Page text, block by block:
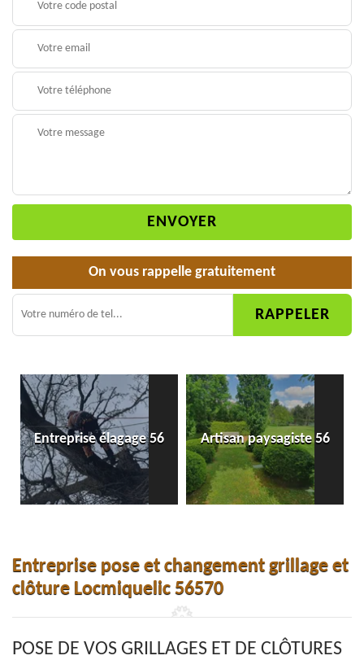
On vous rappelle gratuitement
Entreprise élagage 56 Artisan paysagiste 56
Entreprise pose et changement grillage et
clôture Locmiquelic 56570
POSE DE VOS GRILLAGES ET DE CLÔTURES